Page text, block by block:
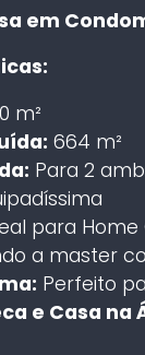
em
m²
664 m²
Para 2
para Home
a master
Perfeito
e Casa na